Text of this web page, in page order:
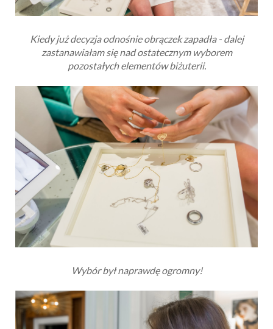
Kiedy już decyzja odnośnie obrączek zapadła - dalej
zastanawiałam się nad ostatecznym wyborem
pozostałych elementów biżuterii.
Wybór był naprawdę ogromny!